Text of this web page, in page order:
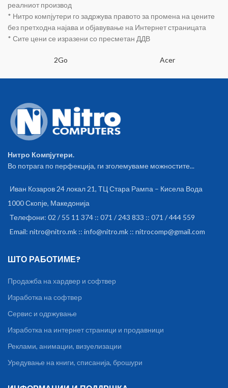
USB2.0 Wifi LAN RJ45 DC 5V
Remote controller Black color
реалниот производ
* Нитро компјутери го задржува правото за промена на цените
без претходна најава и објавување на Интернет страницата
* Сите цени се изразени со пресметан ДДВ
2Go Acer
Нитро Компјутери.
Во потрага по перфекција, ги зголемуваме можностите...
Иван Козаров 24 локал 21, ТЦ Стара Рампа – Кисела Вода
1000 Скопје, Македонија
Телефони: 02 / 55 11 374 :: 071 / 243 833 :: 071 / 444 559
Email: nitro@nitro.mk :: info@nitro.mk :: nitrocomp@gmail.com
ШТО РАБОТИМЕ?
Продажба на хардвер и софтвер
Изработка на софтвер
Сервис и одржување
Изработка на интернет страници и продавници
Реклами, анимации, визуелизации
Уредување на книги, списанија, брошури